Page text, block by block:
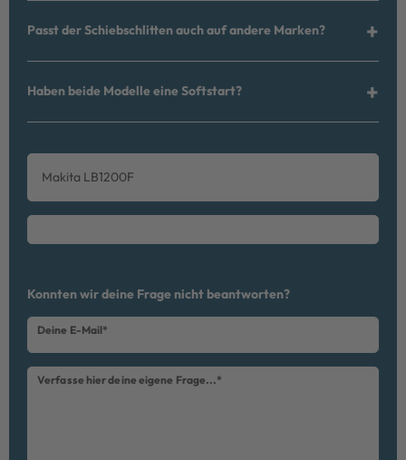
Passt der Schiebschlitten auch auf andere Marken?
Haben beide Modelle eine Softstart?
Makita LB1200F
Konnten wir deine Frage nicht beantworten?
Deine E-Mail*
Verfasse hier deine eigene Frage...*
Ceres::Template.mailFormHoneypotLabel